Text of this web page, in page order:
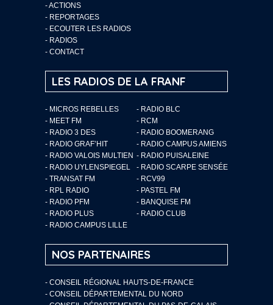
-ACTIONS
- REPORTAGES
- ECOUTER LES RADIOS
- RADIOS
- CONTACT
LES RADIOS DE LA FRANF
- MICROS REBELLES
- RADIO BLC
- MEET FM
- RCM
- RADIO 3 DES
- RADIO BOOMERANG
- RADIO GRAF’HIT
- RADIO CAMPUS AMIENS
- RADIO VALOIS MULTIEN - RADIO PUISALEINE
- RADIO UYLENSPIEGEL
- RADIO SCARPE SENSÉE
- TRANSAT FM
- RCV99
- RPL RADIO
- PASTEL FM
- RADIO PFM
- BANQUISE FM
- RADIO PLUS
- RADIO CLUB
- RADIO CAMPUS LILLE
NOS PARTENAIRES
- CONSEIL RÉGIONAL HAUTS-DE-FRANCE
- CONSEIL DÉPARTEMENTAL DU NORD